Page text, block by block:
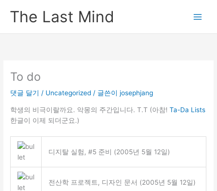
The Last Mind
To do
댓글 달기 / Uncategorized / 글쓴이josephjang
학생의 비극이랄까요. 악몽의 주간입니다. T.T (아참!Ta-Da Lists
한글이 이제 되더군요.)
디지탈 실험, #5 준비 (2005년 5월 12일)
전산학 프로젝트, 디자인 문서 (2005년 5월 12일)